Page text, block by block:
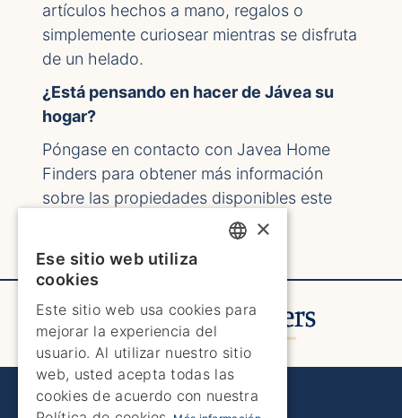
artículos hechos a mano, regalos o
simplemente curiosear mientras se disfruta
de un helado.
¿Está pensando en hacer de Jávea su
hogar?
Póngase en contacto con Javea Home
Finders para obtener más información
sobre las propiedades disponibles este
Javea Home Finders
SPANISH
GERMAN
FRENCH
×
Ese sitio web utiliza
cookies
Este sitio web usa cookies para
mejorar la experiencia del
usuario. Al utilizar nuestro sitio
web, usted acepta todas las
cookies de acuerdo con nuestra